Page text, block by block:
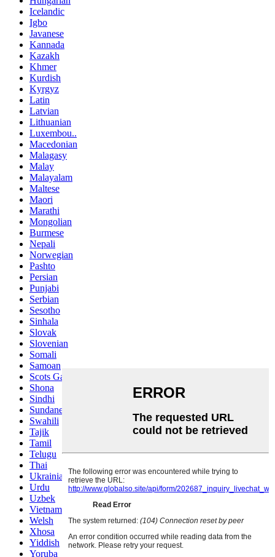
Icelandic
Igbo
Javanese
Kannada
Kazakh
Khmer
Kurdish
Kyrgyz
Latin
Latvian
Lithuanian
Luxembou..
Macedonian
Malagasy
Malay
Malayalam
Maltese
Maori
Marathi
Mongolian
Burmese
Nepali
Norwegian
Pashto
Persian
Punjabi
Serbian
Sesotho
Sinhala
Slovak
Slovenian
Somali
Samoan
Scots Gaelic
Shona
Sindhi
Sundanese
Swahili
Tajik
Tamil
Telugu
Thai
Ukrainian
Urdu
Uzbek
Vietnamese
Welsh
Xhosa
Yiddish
Yoruba